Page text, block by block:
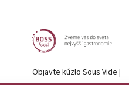
Objavte kúzlo Sous Vide |